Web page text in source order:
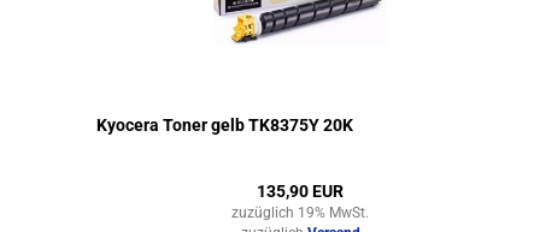
Kyocera Toner gelb TK8375Y 20K
135,90 EUR
zuzüglich 19% MwSt.